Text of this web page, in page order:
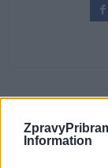
Information
Minigolf by se měl
v červnu